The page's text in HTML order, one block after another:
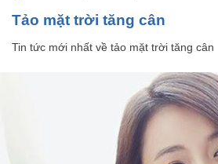
tảo mặt trời tăng cân
Tin tức mới nhất về tảo mặt trời tăng cân